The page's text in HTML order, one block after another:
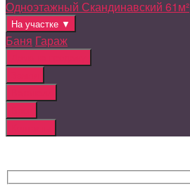
Одноэтажный Скандинавский 61м²
На участке ▼
Баня Гараж